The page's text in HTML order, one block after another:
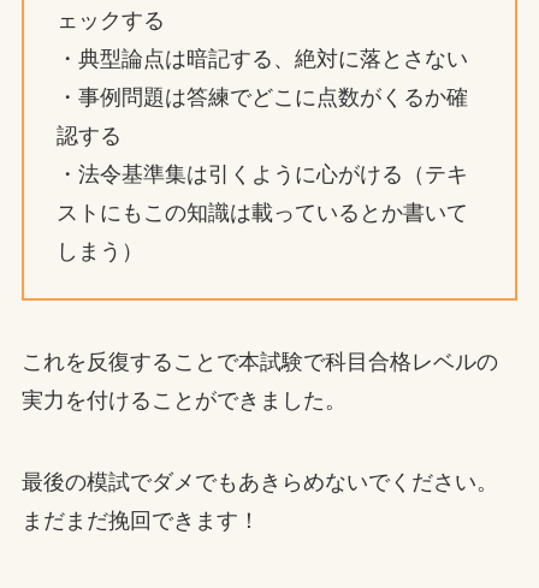
ェックする
・典型論点は暗記する、絶対に落とさない
・事例問題は答練でどこに点数がくるか確
認する
・法令基準集は引くように心がける（テキ
ストにもこの知識は載っているとか書いて
しまう）
これを反復することで本試験で科目合格レベルの
実力を付けることができました。
最後の模試でダメでもあきらめないでください。
まだまだ挽回できます！